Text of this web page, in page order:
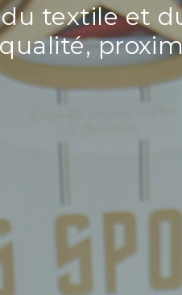
textile et